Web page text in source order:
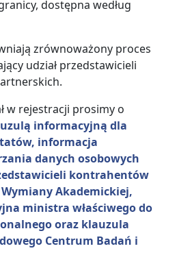
dostępna według
zrównoważony proces
udział przedstawicieli
w rejestracji prosimy o
informacyjną dla
informacja
danych osobowych
kontrahentów
Akademickiej,
ministra właściwego do
oraz klauzula
Centrum Badań i